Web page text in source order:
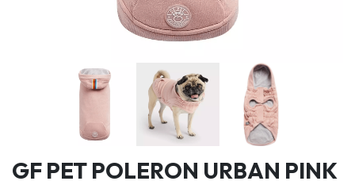
GF PET POLERON URBAN PINK